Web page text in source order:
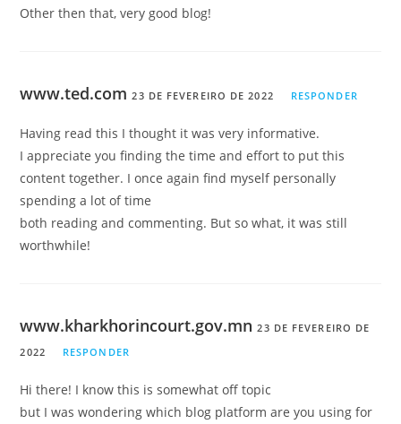
Other then that, very good blog!
www.ted.com 23 DE FEVEREIRO DE 2022 RESPONDER
Having read this I thought it was very informative.
I appreciate you finding the time and effort to put this
content together. I once again find myself personally
spending a lot of time
both reading and commenting. But so what, it was still
worthwhile!
www.kharkhorincourt.gov.mn 23 DE FEVEREIRO DE
2022
RESPONDER
Hi there! I know this is somewhat off topic
but I was wondering which blog platform are you using for